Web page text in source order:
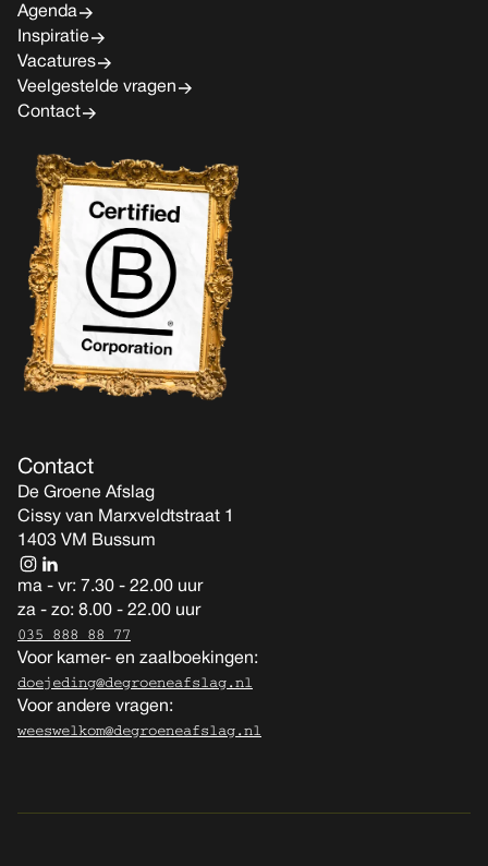
Agenda
Inspiratie
Vacatures
Veelgestelde vragen
Contact
Contact
De Groene Afslag
Cissy van Marxveldtstraat 1
1403 VM Bussum
ma - vr: 7.30 - 22.00 uur
za - zo: 8.00 - 22.00 uur
035 888 88 77
Voor kamer- en zaalboekingen:
doejeding@degroeneafslag.nl
Voor andere vragen:
weeswelkom@degroeneafslag.nl